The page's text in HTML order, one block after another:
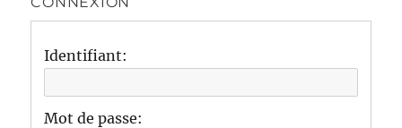
Identifiant:
Mot de passe: